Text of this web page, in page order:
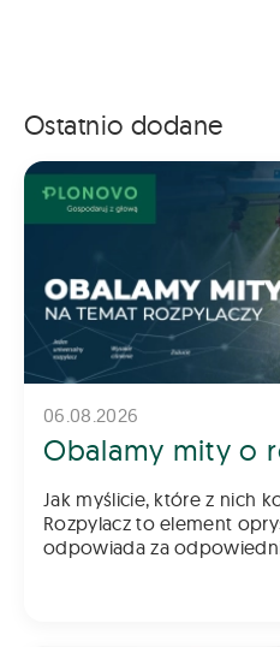
Ostatnio dodane
06.08.2026
Obalamy mity o
Jak myślicie, które z nich
Rozpylacz to element
odpowiada za